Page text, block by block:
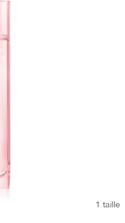
1 taille